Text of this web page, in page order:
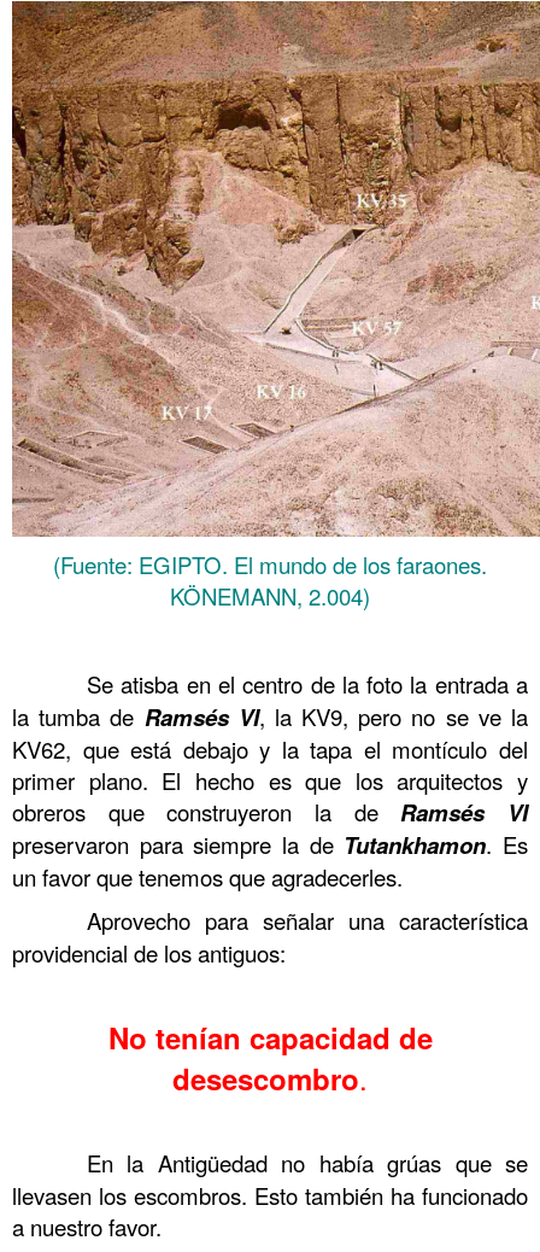
(Fuente: EGIPTO. El mundo de los faraones.
KÖNEMANN, 2.004)
Se atisba en el centro de la foto la entrada a
la tumba de Ramsés VI, la KV9, pero no se ve la
KV62, que está debajo y la tapa el montículo del
primer plano. El hecho es que los arquitectos y
obreros que construyeron la de Ramsés VI
preservaron para siempre la de Tutankhamon. Es
un favor que tenemos que agradecerles.
Aprovecho para señalar una característica
providencial de los antiguos:
No tenían capacidad de
desescombro.
En la Antigüedad no había grúas que se
llevasen los escombros. Esto también ha funcionado
a nuestro favor.